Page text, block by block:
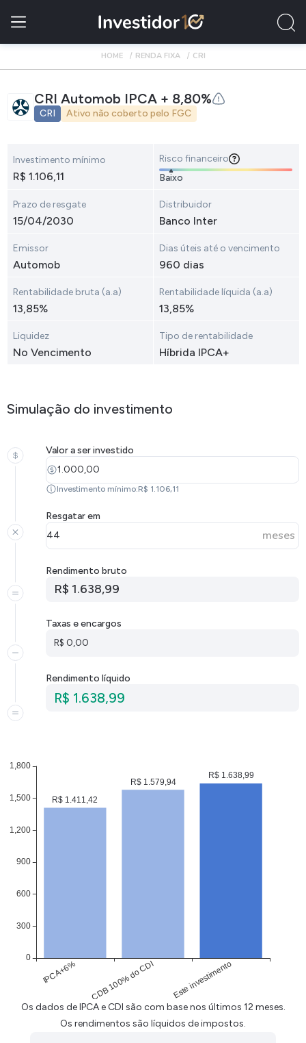
HOME RENDA FIXA CRI
CRI Automob IPCA + 8,80%
CRI Ativo não coberto pelo FGC
Investimento mínimo
R$ 1.106,11
Risco financeiro
Baixo
Prazo de resgate
15/04/2030
Distribuidor
Banco Inter
Emissor
Automob
Dias úteis até o vencimento
960 dias
Rentabilidade bruta (a.a)
13,85%
Rentabilidade líquida (a.a)
13,85%
Liquidez
No Vencimento
Tipo de rentabilidade
Híbrida IPCA+
Simulação do investimento
Valor a ser investido
Investimento mínimo:R$ 1.106,11
Resgatar em
meses
Rendimento bruto
R$ 1.638,99
Taxas e encargos
R$ 0,00
Rendimento líquido
R$ 1.638,99
Os dados de IPCA e CDI são com base nos últimos 12 meses.
Os rendimentos são líquidos de impostos.